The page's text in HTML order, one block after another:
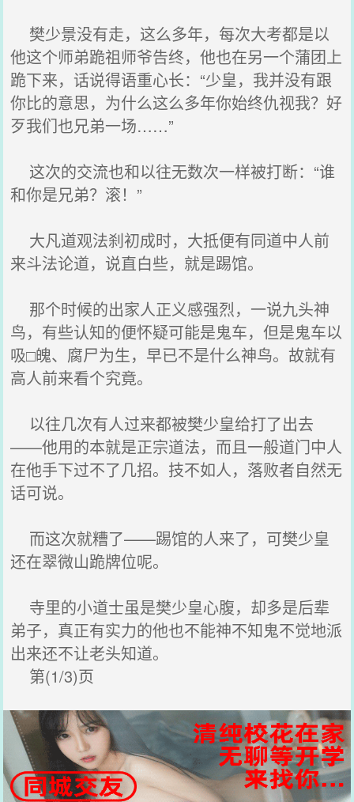
樊少景没有走，这么多年，每次大考都是以
他这个师弟跪祖师爷告终，他也在另一个蒲团上
跪下来，话说得语重心长：“少皇，我并没有跟
你比的意思，为什么这么多年你始终仇视我？好
歹我们也兄弟一场……”
这次的交流也和以往无数次一样被打断：“谁
和你是兄弟？滚！”
大凡道观法刹初成时，大抵便有同道中人前
来斗法论道，说直白些，就是踢馆。
那个时候的出家人正义感强烈，一说九头神
鸟，有些认知的便怀疑可能是鬼车，但是鬼车以
吸□魄、腐尸为生，早已不是什么神鸟。故就有
高人前来看个究竟。
以往几次有人过来都被樊少皇给打了出去
——他用的本就是正宗道法，而且一般道门中人
在他手下过不了几招。技不如人，落败者自然无
话可说。
而这次就糟了——踢馆的人来了，可樊少皇
还在翠微山跪牌位呢。
寺里的小道士虽是樊少皇心腹，却多是后辈
弟子，真正有实力的他也不能神不知鬼不觉地派
出来还不让老头知道。
第(1/3)页